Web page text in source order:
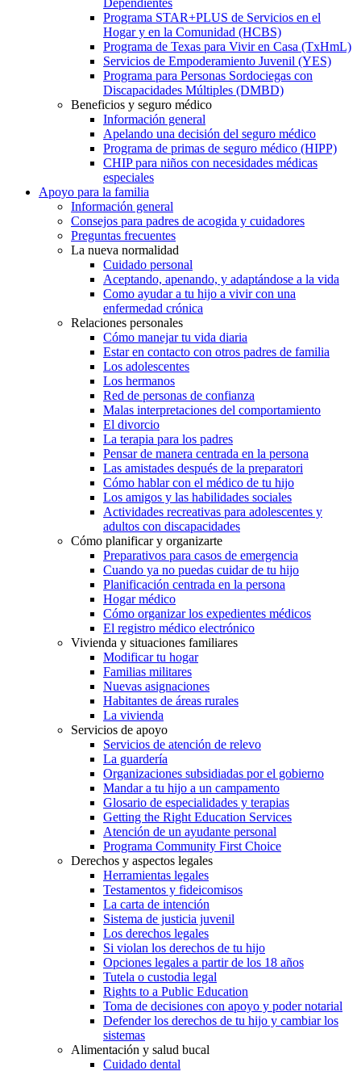
Programa STAR+PLUS de Servicios en el
Hogar y en la Comunidad (HCBS)
Programa de Texas para Vivir en Casa (TxHmL)
Servicios de Empoderamiento Juvenil (YES)
Programa para Personas Sordociegas con
Discapacidades Múltiples (DMBD)
Beneficios y seguro médico
Información general
Apelando una decisión del seguro médico
Programa de primas de seguro médico (HIPP)
CHIP para niños con necesidades médicas
especiales
Apoyo para la familia
Información general
Consejos para padres de acogida y cuidadores
Preguntas frecuentes
La nueva normalidad
Cuidado personal
Aceptando, apenando, y adaptándose a la vida
Como ayudar a tu hijo a vivir con una
enfermedad crónica
Relaciones personales
Cómo manejar tu vida diaria
Estar en contacto con otros padres de familia
Los adolescentes
Los hermanos
Red de personas de confianza
Malas interpretaciones del comportamiento
El divorcio
La terapia para los padres
Pensar de manera centrada en la persona
Las amistades después de la preparatori
Cómo hablar con el médico de tu hijo
Los amigos y las habilidades sociales
Actividades recreativas para adolescentes y
adultos con discapacidades
Cómo planificar y organizarte
Preparativos para casos de emergencia
Cuando ya no puedas cuidar de tu hijo
Planificación centrada en la persona
Hogar médico
Cómo organizar los expedientes médicos
El registro médico electrónico
Vivienda y situaciones familiares
Modificar tu hogar
Familias militares
Nuevas asignaciones
Habitantes de áreas rurales
La vivienda
Servicios de apoyo
Servicios de atención de relevo
La guardería
Organizaciones subsidiadas por el gobierno
Mandar a tu hijo a un campamento
Glosario de especialidades y terapias
Getting the Right Education Services
Atención de un ayudante personal
Programa Community First Choice
Derechos y aspectos legales
Herramientas legales
Testamentos y fideicomisos
La carta de intención
Sistema de justicia juvenil
Los derechos legales
Si violan los derechos de tu hijo
Opciones legales a partir de los 18 años
Tutela o custodia legal
Rights to a Public Education
Toma de decisiones con apoyo y poder notarial
Defender los derechos de tu hijo y cambiar los
sistemas
Alimentación y salud bucal
Cuidado dental